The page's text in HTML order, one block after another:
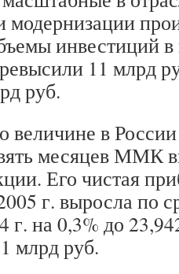
модерни­зации
инвестиций в
11 млрд
руб.
в России
месяцев ММК
Его чистая
г. выросла по
г. на 0,3% до
млрд руб.